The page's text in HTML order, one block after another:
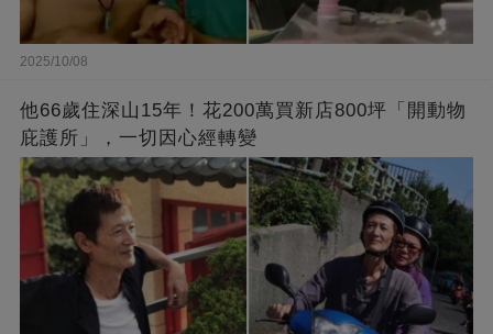
2025/10/08
他66歲住深山15年！花200萬買新店800坪「開動物
庇護所」，一切因心經轉變